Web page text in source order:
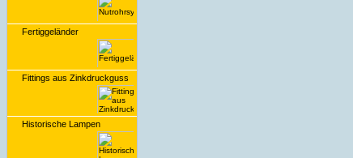
Fertiggeländer
Fittings aus Zinkdruckguss
Historische Lampen